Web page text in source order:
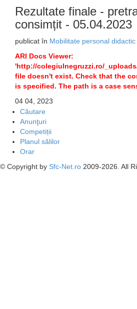
Rezultate finale -
consimțit - 05.04.2023
publicat în Mobilitate personal didactic
ARI Docs Viewer:
'http://colegiulnegruzzi.ro/
file doesn't exist. Check that the
is specified. The path is a case
04 04, 2023
Căutare
Anunţuri
Competiții
Planul sălilor
Orar
© Copyright by Sfc-Net.ro 2009-2026. All